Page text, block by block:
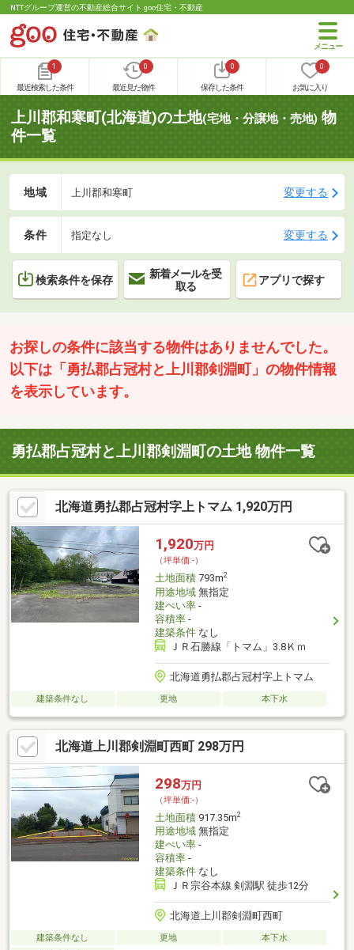
NTTグループ運営の不動産総合サイト goo住宅・不動産
1
最近検索した条件
0
最近見た物件
0
保存した条件
0
お気に入り
上川郡和寒町(北海道)の土地(宅地・分譲地・売地) 物
件一覧
地域 上川郡和寒町 変更する
条件 指定なし 変更する
検索条件を保存
新着メールを受
取る
アプリで探す
お探しの条件に該当する物件はありませんでした。
以下は「勇払郡占冠村と上川郡剣淵町」の物件情報
を表示しています。
勇払郡占冠村と上川郡剣淵町の土地 物件一覧
北海道勇払郡占冠村字上トマム 1,920万円
1,920万円
（坪単価:-）
土地面積793m2
用途地域無指定
建ぺい率-
容積率-
建築条件なし
ＪＲ石勝線「トマム」3.8Ｋｍ
北海道勇払郡占冠村字上トマム
建築条件なし 更地 本下水
北海道上川郡剣淵町西町 298万円
298万円
（坪単価:-）
土地面積917.35m2
用途地域無指定
建ぺい率-
容積率-
建築条件なし
ＪＲ宗谷本線 剣淵駅 徒歩12分
北海道上川郡剣淵町西町
建築条件なし 更地
本下水